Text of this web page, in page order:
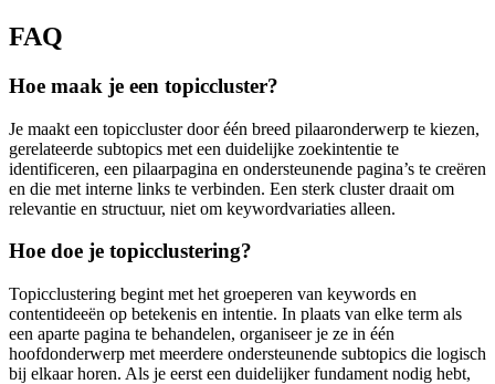
FAQ
Hoe maak je een topiccluster?
Je maakt een topiccluster door één breed pilaaronderwerp te kiezen,
gerelateerde subtopics met een duidelijke zoekintentie te
identificeren, een pilaarpagina en ondersteunende pagina’s te creëren
en die met interne links te verbinden. Een sterk cluster draait om
relevantie en structuur, niet om keywordvariaties alleen.
Hoe doe je topicclustering?
Topicclustering begint met het groeperen van keywords en
contentideeën op betekenis en intentie. In plaats van elke term als
een aparte pagina te behandelen, organiseer je ze in één
hoofdonderwerp met meerdere ondersteunende subtopics die logisch
bij elkaar horen. Als je eerst een duidelijker fundament nodig hebt,